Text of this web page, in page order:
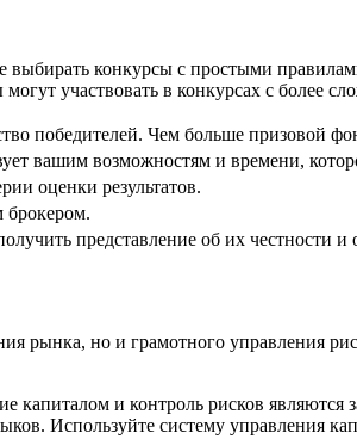
конкурсы с простыми
участвовать в конкурсах с
победителей. Чем больше призовой
вашим возможностям и времени,
оценки результатов.
брокером.
представление об их честности и
рынка, но и грамотного управления
капиталом и контроль рисков
Используйте систему управления